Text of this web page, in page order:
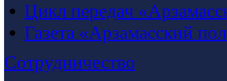
Цикл передач
Газета «Арзамасский
Сотрудничество